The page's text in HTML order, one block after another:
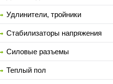
Удлинители, тройники
Стабилизаторы напряжения
Силовые разъемы
Теплый пол